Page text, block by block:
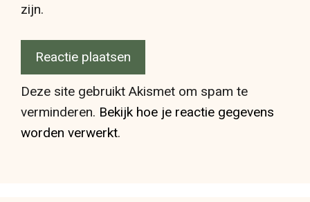
zijn.
Deze site gebruikt Akismet om spam te
verminderen. Bekijk hoe je reactie gegevens
worden verwerkt.